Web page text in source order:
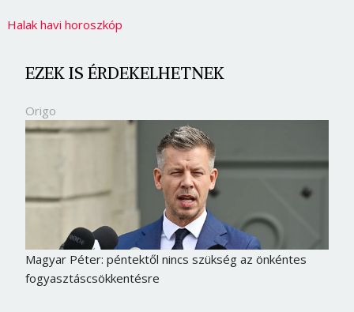
Halak havi horoszkóp
EZEK IS ÉRDEKELHETNEK
Origo
Magyar Péter: péntektől nincs szükség az önkéntes
fogyasztáscsökkentésre